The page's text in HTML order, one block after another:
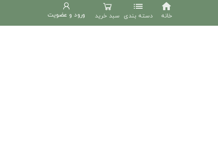
home
خانه
list
دسته بندی سبد خرید ورود و عضویت